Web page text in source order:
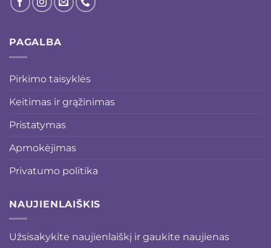
PAGALBA
Pirkimo taisyklės
Keitimas ir grąžinimas
Pristatymas
Apmokėjimas
Privatumo politika
NAUJIENLAIŠKIS
Užsisakykite naujienlaiškį ir gaukite naujienas